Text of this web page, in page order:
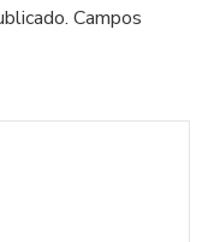
Campos